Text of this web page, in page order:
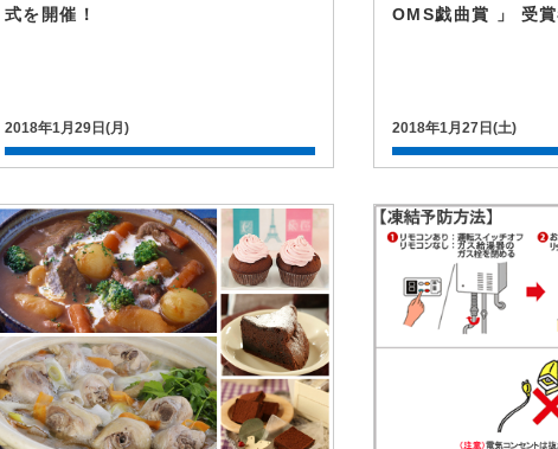
式を開催！
2018年1月29日(月)
OMS戯曲賞 」 受
2018年1月27日(土)